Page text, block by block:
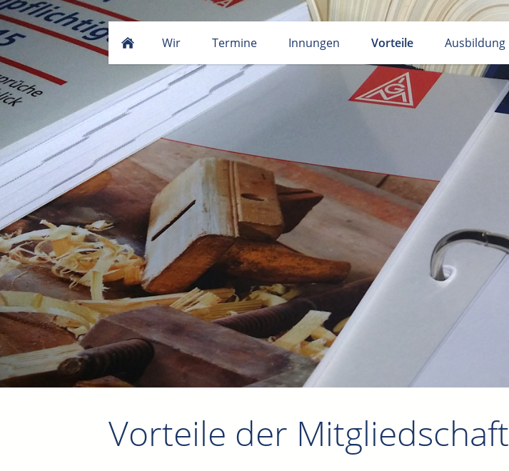
Wir Termine Innungen Vorteile Ausbildung
Vorteile der Mitgliedschaft